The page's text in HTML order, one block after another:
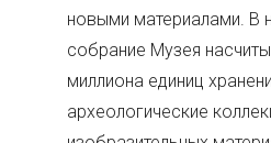
новыми материалами. В
собрание Музея
миллиона единиц
археологические